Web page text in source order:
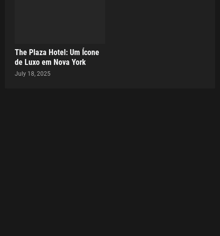
The Plaza Hotel: Um Ícone
de Luxo em Nova York
July 18, 2025